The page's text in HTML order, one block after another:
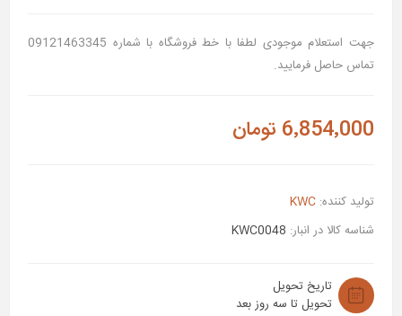
جهت استعلام موجودی لطفا با خط فروشگاه با شماره 09121463345
تماس حاصل فرمایید.
6٬854٬000 تومان
تولید کننده: KWC
شناسه کالا در انبار: KWC0048
تاریخ تحویل
تحویل تا سه روز بعد